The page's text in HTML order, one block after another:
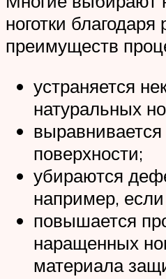
ноготки благодаря
преимуществ
устраняется
натуральных
выравнивается
поверхности;
убираются
например, если
повышается
наращенных
материала